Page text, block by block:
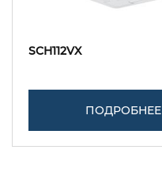
SCH112VX
ПОДРОБНЕЕ